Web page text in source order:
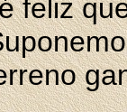
feliz